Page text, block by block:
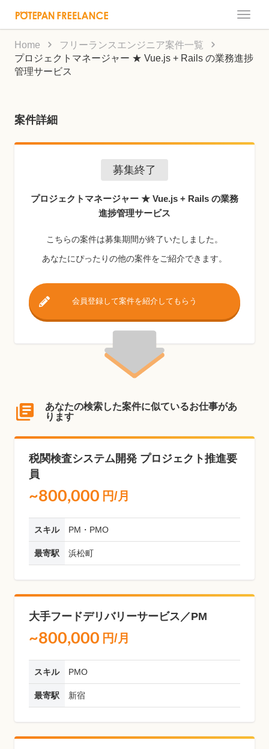
Toggle
Home
フリーランスエンジニア案件一覧
プロジェクトマネージャー ★ Vue.js + Rails の業務進捗
管理サービス
案件詳細
募集終了
プロジェクトマネージャー ★ Vue.js + Rails の業務
進捗管理サービス
こちらの案件は募集期間が終了いたしました。
あなたにぴったりの他の案件をご紹介できます。
会員登録して案件を紹介してもらう
あなたの検索した案件に似ているお仕事があ
ります
税関検査システム開発 プロジェクト推進要
員
~800,000 円/月
スキル PM・PMO
最寄駅 浜松町
大手フードデリバリーサービス／PM
~800,000 円/月
スキル PMO
最寄駅 新宿